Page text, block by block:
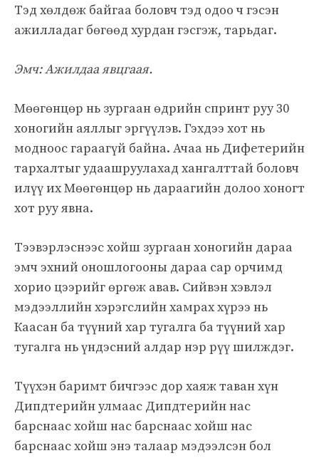
Тэд хөлдөж байгаа боловч тэд одоо ч гэсэн
ажилладаг бөгөөд хурдан гэсгэж, тарьдаг.
Эмч: Ажилдаа явцгаая.
Мөөгөнцөр нь зургаан өдрийн спринт руу 30
хоногийн аяллыг эргүүлэв. Гэхдээ хот нь
модноос гараагүй байна. Ачаа нь Дифетерийн
тархалтыг удаашруулахад хангалттай боловч
илүү их Мөөгөнцөр нь дараагийн долоо хоногт
хот руу явна.
Тээвэрлэснээс хойш зургаан хоногийн дараа
эмч эхний оношлогооны дараа сар орчимд
хорио цээрийг өргөж авав. Сийвэн хэвлэл
мэдээллийн хэрэгслийн хамрах хүрээ нь
Каасан ба түүний хар тугалга ба түүний хар
тугалга нь үндэсний алдар нэр рүү шилждэг.
Түүхэн баримт бичгээс дор хаяж таван хүн
Дипдтерийн улмаас Дипдтерийн нас
барснаас хойш нас барснаас хойш нас
барснаас хойш энэ талаар мэдээлсэн бол